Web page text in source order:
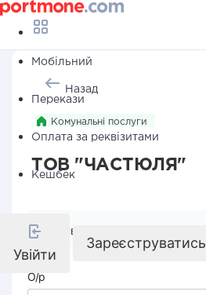
Мобільний
Перекази
Оплата за реквізитами
Кешбек
Увійти
Зареєструватись
Назад
Комунальні послуги
ТОВ "ЧАСТЮЛЯ"
Реквізити компанії
О/р